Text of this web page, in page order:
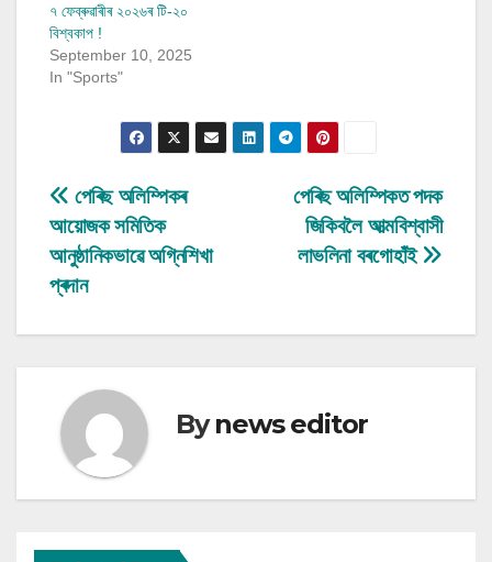
৭ ফেব্ৰুৱাৰীৰ ২০২৬ৰ টি-২০
বিশ্বকাপ !
September 10, 2025
In "Sports"
Post
navigation
পেৰিছ অলিম্পিকত পদক
জিকিবলৈ আত্মবিশ্বাসী
লাভলিনা বৰগোহাঁই
পেৰিছ অলিম্পিকৰ
আয়োজক সমিতিক
আনুষ্ঠানিকভাৱে অগ্নিশিখা
প্ৰদান
Bynews editor